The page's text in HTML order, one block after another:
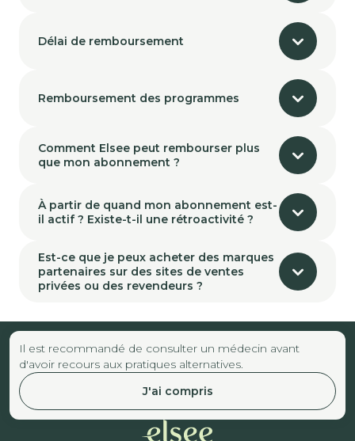
Délai de remboursement
Remboursement des programmes
Comment Elsee peut rembourser plus
que mon abonnement ?
À partir de quand mon abonnement est-
il actif ? Existe-t-il une rétroactivité ?
Est-ce que je peux acheter des marques
partenaires sur des sites de ventes
privées ou des revendeurs ?
Il est recommandé de consulter un médecin avant
d'avoir recours aux pratiques alternatives.
J'ai compris